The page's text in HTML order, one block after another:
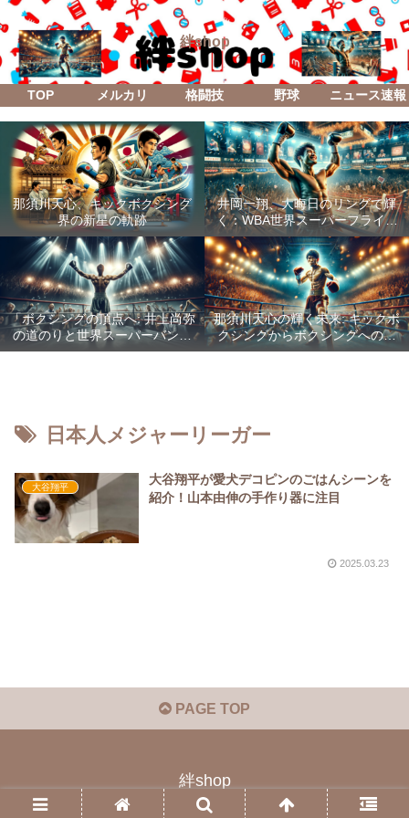
絆shop
TOP メルカリ 格闘技 野球 ニュース速報
那須川天心、キックボクシング
界の新星の軌跡
井岡一翔、大晦日のリングで輝
く：WBA世界スーパーフライ級
防衛戦「Lifetime Boxing Fights
18」
「ボクシングの頂点へ: 井上尚弥
の道のりと世界スーパーバンタ
ム級統一戦の全貌」
那須川天心の輝く未来: キックボ
クシングからボクシングへの成
功した転身
日本人メジャーリーガー
大谷翔平
大谷翔平が愛犬デコピンのごはんシーンを
紹介！山本由伸の手作り器に注目
2025.03.23
PAGE TOP
絆shop
© 2023 絆shop.